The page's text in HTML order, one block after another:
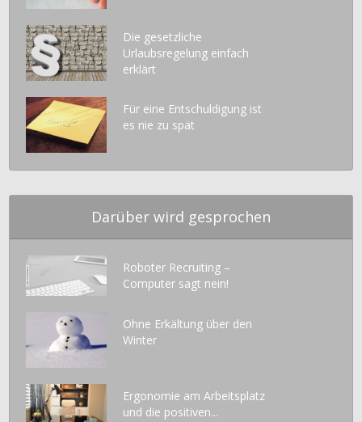
Die gesetzliche
Urlaubsregelung einfach
erklärt
Für eine Entschuldigung ist
es nie zu spät
Darüber wird gesprochen
Roboter Recruiting –
Computer sagt nein!
Ohne Erkältung über den
Winter
Ergonomie am Arbeitsplatz
und die positiven...